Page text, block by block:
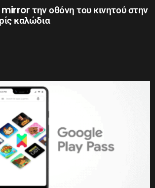
την οθόνη του κινητού στην
καλώδια